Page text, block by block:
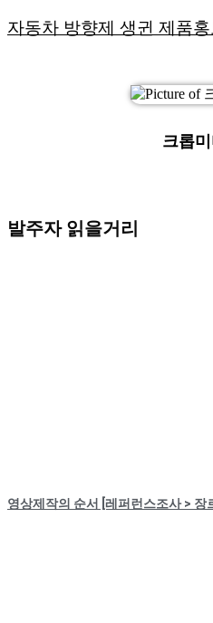
자동차 방향제 생귄 제품
크롭미
발주자 읽을거리
영상제작의 순서 [레퍼런스조사 > 장